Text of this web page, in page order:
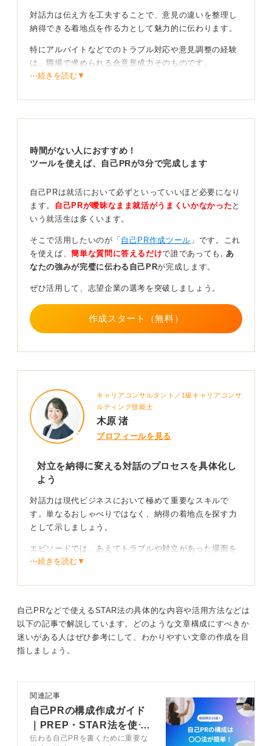
対話力は伝え方を工夫することで、意見の違いを整理し
納得できる着地点を作る力として魅力的に伝わります。
特にアルバイトなどでのトラブル対応や意見調整の経験
は、職場で求められる合意形成力そのものです。
意見が食い違った際に双方の主張を聞き、共通点を整理
ます。
話し合いがスムーズに進むようになったなどの場の変化
い。
派手な実績ではありませんが、あなたの対話によって生
なります。
⋯続きを読む▼
時間がない人におすすめ！
ツールを使えば、自己PRが3分で完成します
自己PRは就活において必ずといっていいほど必要になり
ます。 自己PRが曖昧なまま就活がうまくいかなかった と
いう就活生は多くいます。
そこで活用したいのが「 自己PR作成ツール 」です。これ
を使えば、簡単な質問に答えるだけで誰であっても, あ
なたの強みが完璧に伝わる自己PRが完成します。
ぜひ活用して、志望企業の選考を突破しましょう。
作成スタート（無料）
キャリアコンサルタント／1級キャリアコンサ
ルティング技能士
木原 渚
プロフィールを見る
対立を納得に変える対話のプロセスを具体化し
よう
対話力は現代ビジネスにおいて極めて重要なスキルで
す。単なるおしゃべりではなく、納得の着地点を探す力
として示しましょう。
エピソードでは、あえてトラブルや対立があった場面を
選んでください。
るのです。
対話力は、こうした小さな技術と姿勢の積み重ねで成り
立っています。
成果は数字だけでなく、不満を言っていたメンバーが相
談してくれるようになったなどの関係性の変化で構いま
せん。
⋯続きを読む▼
自己PRなどで使えるSTAR法の具体的な内容や活用方法などは
以下の記事で解説しています。どのような文章構成にすべきか
迷いがある人はぜひ参考にして、わかりやすい文章の作成を目
指しましょう。
関連記事
自己PRの構成作成ガイド
｜PREP・STAR法を使う
作成法を伝授
伝わる自己PRを書くために重要な